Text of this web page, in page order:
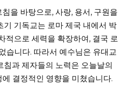
을 바탕으로, 사랑, 용서, 구원을
기 기독교는 로마 제국 내에서 박
적으로 세력을 확장하여, 결국 로
습니다. 따라서 예수님은 유대교
침과 제자들의 노력은 오늘날의
결정적인 영향을 미쳤습니다.